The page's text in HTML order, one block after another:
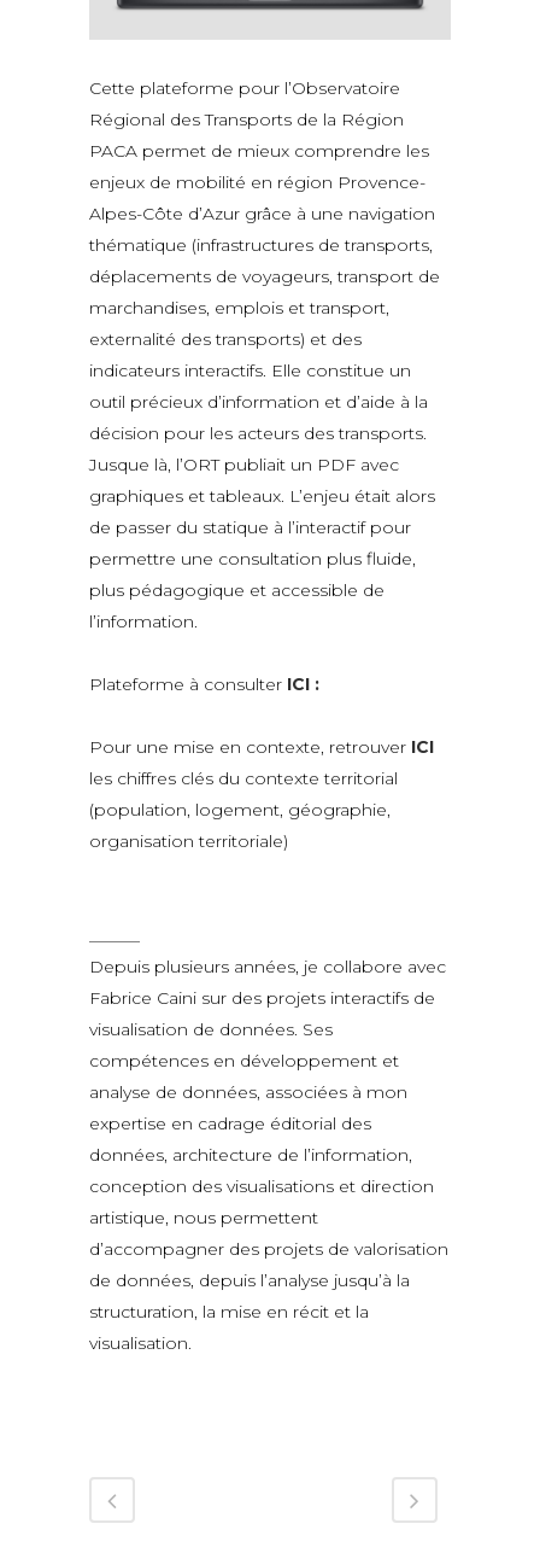
Cette plateforme pour l’Observatoire
Régional des Transports de la Région
PACA permet de mieux comprendre les
enjeux de mobilité en région Provence-
Alpes-Côte d’Azur grâce à une navigation
thématique (infrastructures de transports,
déplacements de voyageurs, transport de
marchandises, emplois et transport,
externalité des transports) et des
indicateurs interactifs. Elle constitue un
outil précieux d’information et d’aide à la
décision pour les acteurs des transports.
Jusque là, l’ORT publiait un PDF avec
graphiques et tableaux. L’enjeu était alors
de passer du statique à l’interactif pour
permettre une consultation plus fluide,
plus pédagogique et accessible de
l’information.
Plateforme à consulter ICI :
Pour une mise en contexte, retrouver ICI
les chiffres clés du contexte territorial
(population, logement, géographie,
organisation territoriale)
Depuis plusieurs années, je collabore avec
Fabrice Caini sur des projets interactifs de
visualisation de données. Ses
compétences en développement et
analyse de données, associées à mon
expertise en cadrage éditorial des
données, architecture de l’information,
conception des visualisations et direction
artistique, nous permettent
d’accompagner des projets de valorisation
de données, depuis l’analyse jusqu’à la
structuration, la mise en récit et la
visualisation.